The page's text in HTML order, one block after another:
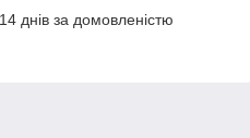
днів за домовленістю